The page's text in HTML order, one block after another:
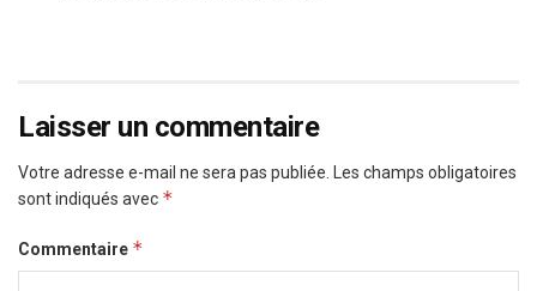
Laisser un commentaire
Votre adresse e-mail ne sera pas publiée.
Les champs obligatoires
sont indiqués avec *
Commentaire *